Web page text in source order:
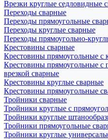
Врезки круглые седловидные
Переходы сварные
Переходы прямоугольные
Переходы круглые сварные
Переходы прямоугольно-
Крестовины сварные
Крестовины прямоугольные с
Крестовины прямоугольные с
врезкой сварные
Крестовины круглые сварные
Крестовины прямоугольные
Тройники сварные
Тройники круглые с
Тройники круглые
Тройники прямоугольные
Тройники круглые